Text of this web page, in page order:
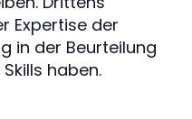
Expertise der
in der Beurteilung
haben.